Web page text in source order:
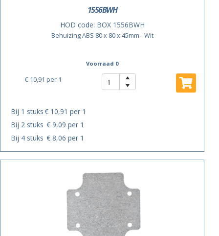
1556BWH
HOD code: BOX 1556BWH
Behuizing ABS 80 x 80 x 45mm - Wit
Voorraad 0
€ 10,91 per 1
Bij 1 stuks€ 10,91 per 1
Bij 2 stuks € 9,09 per 1
Bij 4 stuks € 8,06 per 1